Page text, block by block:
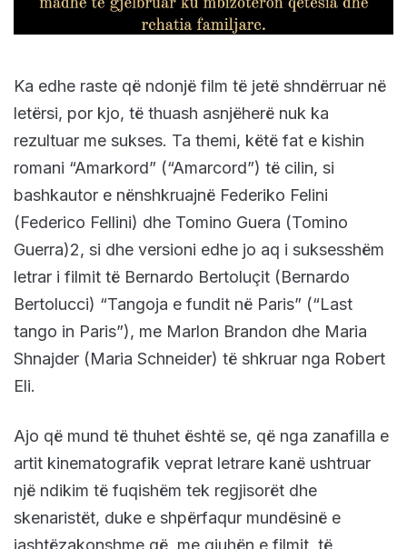
Ka edhe raste që ndonjë film të jetë shndërruar në
letërsi, por kjo, të thuash asnjëherë nuk ka
rezultuar me sukses. Ta themi, këtë fat e kishin
romani “Amarkord” (“Amarcord”) të cilin, si
bashkautor e nënshkruajnë Federiko Felini
(Federico Fellini) dhe Tomino Guera (Tomino
Guerra)2, si dhe versioni edhe jo aq i suksesshëm
letrar i filmit të Bernardo Bertoluçit (Bernardo
Bertolucci) “Tangoja e fundit në Paris” (“Last
tango in Paris”), me Marlon Brandon dhe Maria
Shnajder (Maria Schneider) të shkruar nga Robert
Eli.
Ajo që mund të thuhet është se, që nga zanafilla e
artit kinematografik veprat letrare kanë ushtruar
një ndikim të fuqishëm tek regjisorët dhe
skenaristët, duke e shpërfaqur mundësinë e
jashtëzakonshme që, me gjuhën e filmit, të